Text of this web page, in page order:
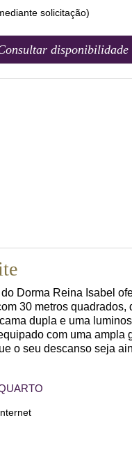
solicitação)
disponibilidade
Dorma Reina Isabel
30 metros quadrados,
dupla e uma
com uma ampla
o seu descanso seja